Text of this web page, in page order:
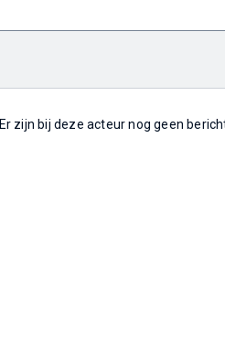
Er zijn bij deze acteur nog geen